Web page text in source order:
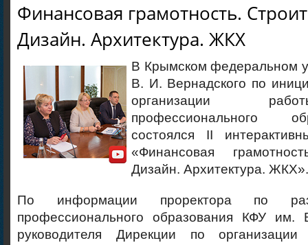
Финансовая грамотность.
Дизайн. Архитектура. ЖКХ
В Крымском федеральном
В. И. Вернадского по
организации
профессионального
состоялся II
«Финансовая
Дизайн. Архитектура. ЖКХ».
По информации проректора по
профессионального образования КФУ им.
руководителя Дирекции по